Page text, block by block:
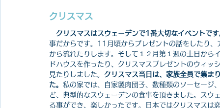
クリスマス
クリスマスはスウェーデンで1番大切なイベントで
事だからです。11月頃からプレゼントの話をしたり
から流れたりします。そして１２月第１週の土日から
ドハウスを作ったり、クリスマスプレゼントのウィ
見たりしました。 クリスマス当日は、家族全員で集ま
た。 私の家では、自家製肉団子、数種類のソーセージ
ど、典型的なスウェーデンの食事を頂きました。スウ
る事ができ、楽しかったです。日本ではクリスマスは